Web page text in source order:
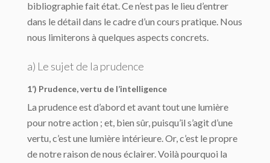
bibliographie fait état. Ce n’est pas le lieu d’entrer
dans le détail dans le cadre d’un cours pratique. Nous
nous limiterons à quelques aspects concrets.
a) Le sujet de la prudence
1’) Prudence, vertu de l’intelligence
La prudence est d’abord et avant tout une lumière
pour notre action ; et, bien sûr, puisqu’il s’agit d’une
vertu, c’est une lumière intérieure. Or, c’est le propre
de notre raison de nous éclairer. Voilà pourquoi la